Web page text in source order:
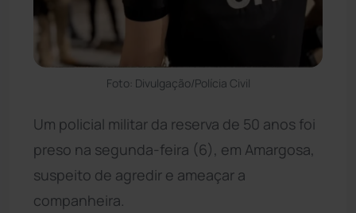
Foto: Divulgação/Polícia Civil
Um policial militar da reserva de 50 anos foi
preso na segunda-feira (6), em Amargosa,
suspeito de agredir e ameaçar a
companheira.